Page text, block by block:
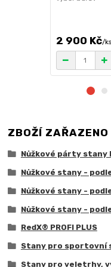
2 900 Kč/ks
ZBOŽÍ
Nůžkové párty stany
Nůžkové stany -
Nůžkové stany -
Nůžkové stany -
RedX® PROFI PLUS
Stany pro sportovní
Stany pro veletrhy,